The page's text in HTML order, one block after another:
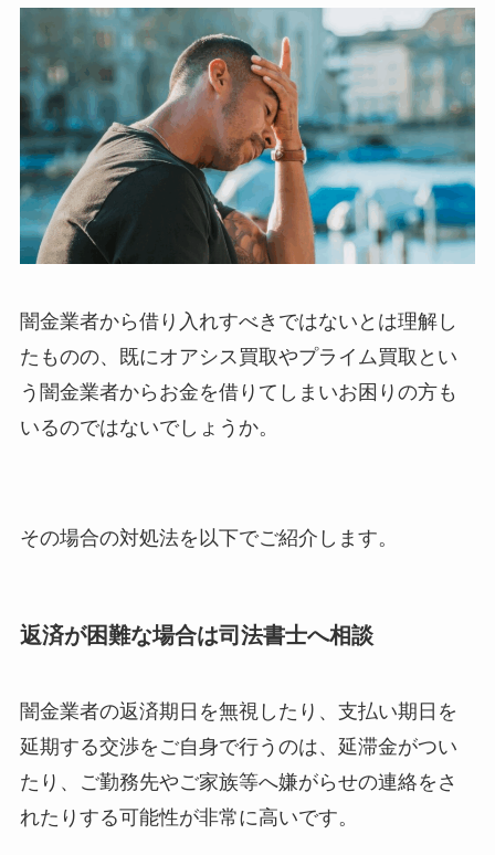
闇金業者から借り入れすべきではないとは理解し
たものの、既にオアシス買取やプライム買取とい
う闇金業者からお金を借りてしまいお困りの方も
いるのではないでしょうか。
その場合の対処法を以下でご紹介します。
返済が困難な場合は司法書士へ相談
闇金業者の返済期日を無視したり、支払い期日を
延期する交渉をご自身で行うのは、延滞金がつい
たり、ご勤務先やご家族等へ嫌がらせの連絡をさ
れたりする可能性が非常に高いです。